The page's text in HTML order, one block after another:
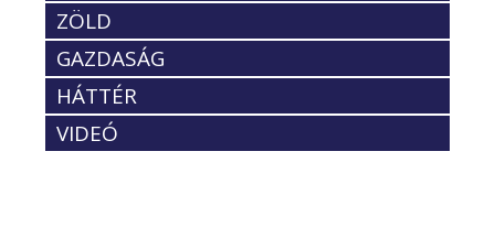
ZÖLD
GAZDASÁG
HÁTTÉR
VIDEÓ